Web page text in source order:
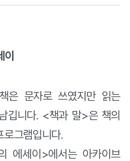
책은 문자로 쓰였지만 읽는
깁니다. <책과 말>은 책의
로그램입니다.
에세이 >에서는 아카이브